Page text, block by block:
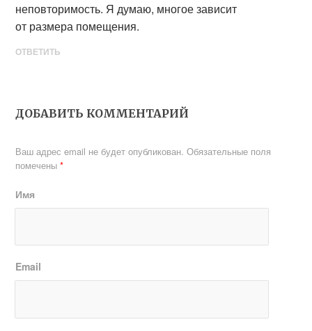
неповторимость. Я думаю, многое зависит
от размера помещения.
ОТВЕТИТЬ
ДОБАВИТЬ КОММЕНТАРИЙ
Ваш адрес email не будет опубликован. Обязательные поля
помечены*
Имя
Email